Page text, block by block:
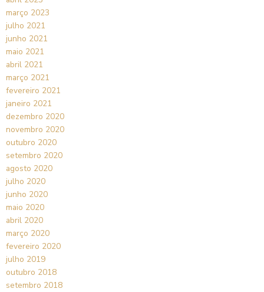
março 2023
julho 2021
junho 2021
maio 2021
abril 2021
março 2021
fevereiro 2021
janeiro 2021
dezembro 2020
novembro 2020
outubro 2020
setembro 2020
agosto 2020
julho 2020
junho 2020
maio 2020
abril 2020
março 2020
fevereiro 2020
julho 2019
outubro 2018
setembro 2018